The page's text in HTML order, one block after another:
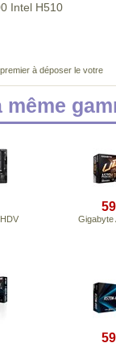
Intel H510
à déposer le votre
Gigabyte